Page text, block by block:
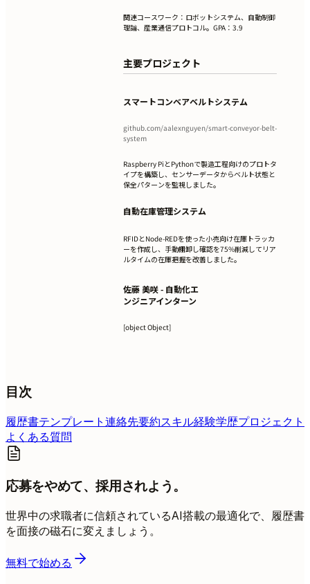
関連コースワーク：ロボットシステム、自動制御
理論、産業通信プロトコル。GPA：3.9
主要プロジェクト
スマートコンベアベルトシステム
github.com/aalexnguyen/smart-conveyor-belt-
system
Raspberry PiとPythonで製造工程向けのプロトタ
イプを構築し、センサーデータからベルト状態と
保全パターンを監視しました。
自動在庫管理システム
RFIDとNode-REDを使った小売向け在庫トラッカ
ーを作成し、手動棚卸し確認を75%削減してリア
ルタイムの在庫把握を改善しました。
佐藤 美咲 - 自動化エ
ンジニアインターン
[object Object]
目次
履歴書テンプレート連絡先要約スキル経験学歴プロジェクト
よくある質問
応募をやめて、採用されよう。
世界中の求職者に信頼されているAI搭載の最適化で、履歴書
を面接の磁石に変えましょう。
無料で始める